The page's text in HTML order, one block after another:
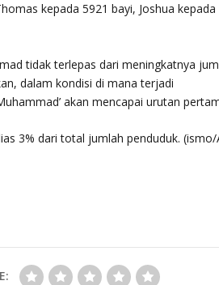
kepada 5921 bayi, Joshua kepada
tidak terlepas dari meningkatnya
dalam kondisi di mana terjadi
akan mencapai urutan
3% dari total jumlah penduduk. (ismo/